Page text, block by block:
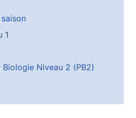
1
Niveau 2 (PB2)